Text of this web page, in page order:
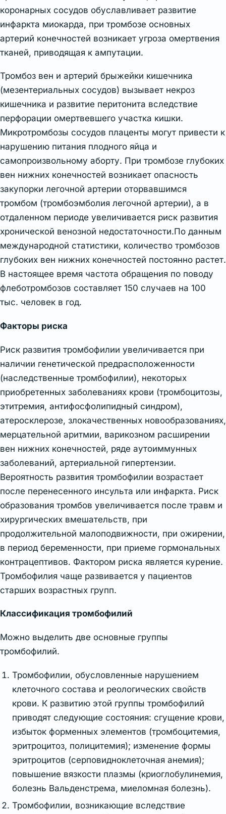
коронарных сосудов обуславливает развитие
инфаркта миокарда, при тромбозе основных
артерий конечностей возникает угроза омертвения
тканей, приводящая к ампутации.
Тромбоз вен и артерий брыжейки кишечника
(мезентериальных сосудов) вызывает некроз
кишечника и развитие перитонита вследствие
перфорации омертвевшего участка кишки.
Микротромбозы сосудов плаценты могут привести к
нарушению питания плодного яйца и
самопроизвольному аборту. При тромбозе глубоких
вен нижних конечностей возникает опасность
закупорки легочной артерии оторвавшимся
тромбом (тромбоэмболия легочной артерии), а в
отдаленном периоде увеличивается риск развития
хронической венозной недостаточности.По данным
международной статистики, количество тромбозов
глубоких вен нижних конечностей постоянно растет.
В настоящее время частота обращения по поводу
флеботромбозов составляет 150 случаев на 100
тыс. человек в год.
Факторы риска
Риск развития тромбофилии увеличивается при
наличии генетической предрасположенности
(наследственные тромбофилии), некоторых
приобретенных заболеваниях крови (тромбоцитозы,
этитремия, антифосфолипидный синдром),
атеросклерозе, злокачественных новообразованиях,
мерцательной аритмии, варикозном расширении
вен нижних конечностей, ряде аутоиммунных
заболеваний, артериальной гипертензии.
Вероятность развития тромбофилии возрастает
после перенесенного инсульта или инфаркта. Риск
образования тромбов увеличивается после травм и
хирургических вмешательств, при
продолжительной малоподвижности, при ожирении,
в период беременности, при приеме гормональных
контрацептивов. Фактором риска является курение.
Тромбофилия чаще развивается у пациентов
старших возрастных групп.
Классификация тромбофилий
Можно выделить две основные группы
тромбофилий.
Тромбофилии, обусловленные нарушением
клеточного состава и реологических свойств
крови. К развитию этой группы тромбофилий
приводят следующие состояния: сгущение крови,
избыток форменных элементов (тромбоцитемия,
эритроцитоз, полицитемия); изменение формы
эритроцитов (серповидноклеточная анемия);
повышение вязкости плазмы (криоглобулинемия,
болезнь Вальденстрема, миеломная болезнь).
Тромбофилии, возникающие вследствие